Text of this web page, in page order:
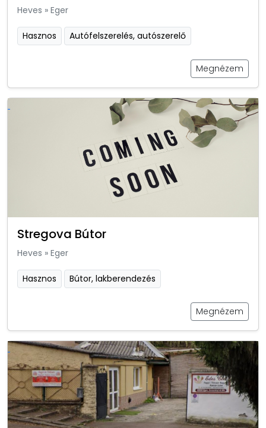
Heves » Eger
Hasznos Autófelszerelés, autószerelő
Megnézem
Stregova Bútor
Heves » Eger
Hasznos Bútor, lakberendezés
Megnézem